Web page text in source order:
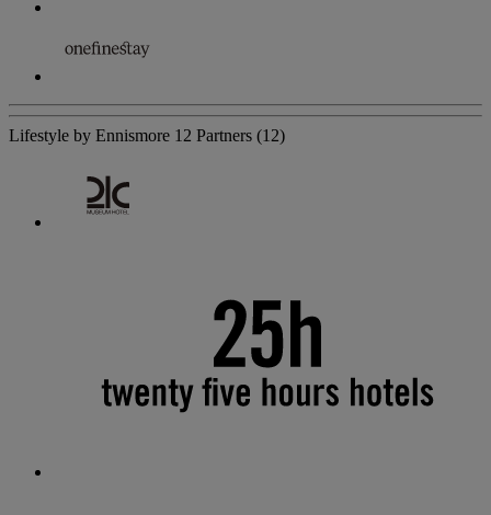
Lifestyle by Ennismore 12 Partners (12)